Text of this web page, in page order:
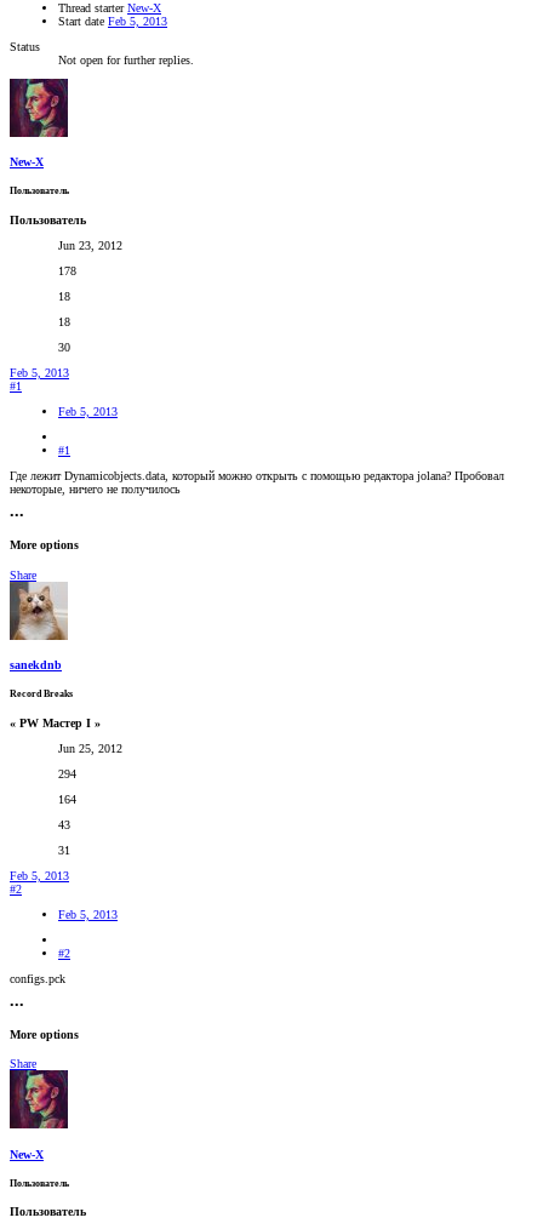
Thread starter New-X
Start date Feb 5, 2013
Status
Not open for further replies.
New-X
Пользователь
Пользователь
Jun 23, 2012
178
18
18
30
Feb 5, 2013
#1
Feb 5, 2013
#1
Где лежит Dynamicobjects.data, который можно открыть с помощью редактора jolana? Пробовал
некоторые, ничего не получилось
•••
More options
Share
sanekdnb
Record Breaks
« PW Мастер I »
Jun 25, 2012
294
164
43
31
Feb 5, 2013
#2
Feb 5, 2013
#2
configs.pck
•••
More options
Share
New-X
Пользователь
Пользователь